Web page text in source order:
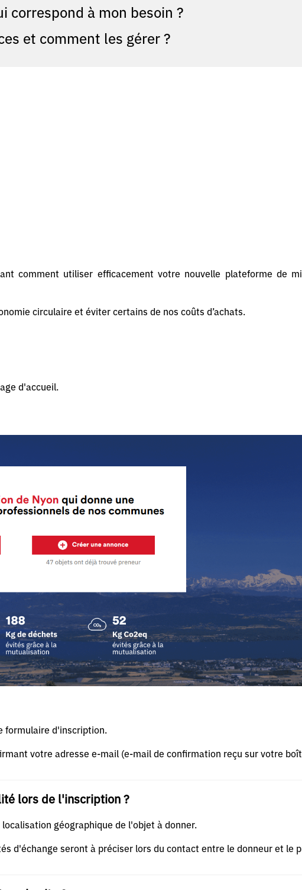
correspond à mon besoin ?
et comment les gérer ?
comment utiliser efficacement votre nouvelle plateforme de
circulaire et éviter certains de nos coûts d’achats.
d'accueil.
formulaire d'inscription.
votre adresse e-mail (e-mail de confirmation reçu sur votre
lors de l'inscription ?
géographique de l'objet à donner.
d'échange seront à préciser lors du contact entre le donneur et le